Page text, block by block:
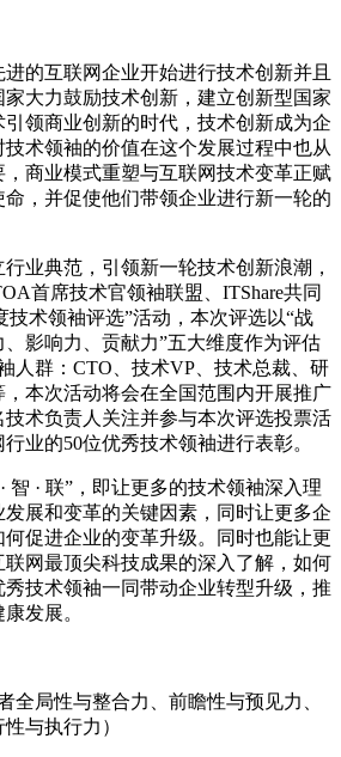
的互联网企业开始进行技术创新并且
大力鼓励技术创新，建立创新型国家
领商业创新的时代，技术创新成为企
术领袖的价值在这个发展过程中也从
商业模式重塑与互联网技术变革正赋
，并促使他们带领企业进行新一轮的
业典范，引领新一轮技术创新浪潮，
首席技术官领袖联盟、ITShare共同
技术领袖评选”活动，本次评选以“战
影响力、贡献力”五大维度作为评估
人群：CTO、技术VP、技术总裁、研
本次活动将会在全国范围内开展推广
术负责人关注并参与本次评选投票活
业的50位优秀技术领袖进行表彰。
智 · 联”，即让更多的技术领袖深入理
展和变革的关键因素，同时让更多企
促进企业的变革升级。同时也能让更
网最顶尖科技成果的深入了解，如何
技术领袖一同带动企业转型升级，推
发展。
全局性与整合力、前瞻性与预见力、
与执行力）